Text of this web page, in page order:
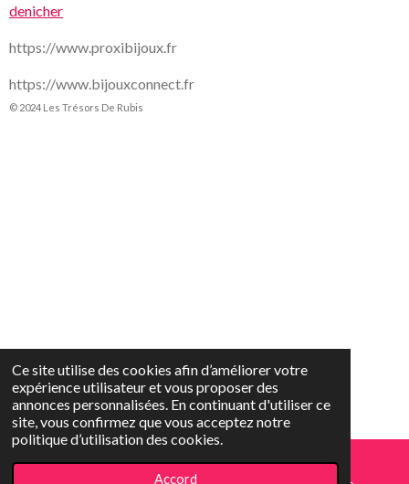
Ce site utilise des cookies afin d’améliorer votre
expérience utilisateur et vous proposer des
annonces personnalisées. En continuant d'utiliser ce
site, vous confirmez que vous acceptez notre
politique d’utilisation des cookies.
Accord
denicher
https://www.proxibijoux.fr
https://www.bijouxconnect.fr
© 2024 Les Trésors De Rubis